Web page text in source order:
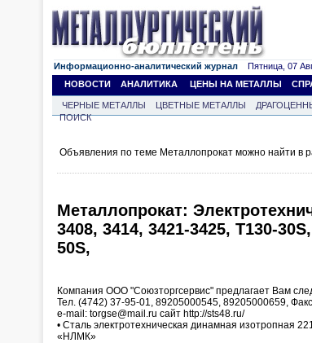
Информационно-аналитический журнал Пятница, 07
НОВОСТИ
АНАЛИТИКА ЦЕНЫ НА МЕТАЛЛЫ
ЧЕРНЫЕ МЕТАЛЛЫ ЦВЕТНЫЕ МЕТАЛЛЫ
ПОИСК
Объявления по теме Металлопрокат можно найти в
Металлопрокат:
3408, 3414, 3421-3425, T130-
50S,
Компания ООО "Союзторгсервис" предлагает Вам
Тел. (4742) 37-95-01, 89205000545, 89205000659,
e-mail: torgse@mail.ru сайт http://sts48.ru/
• Сталь электротехническая динамная изотропная
«НЛМК»